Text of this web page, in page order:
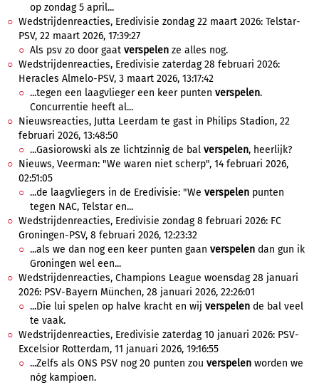
op zondag 5 april...
Wedstrijdenreacties, Eredivisie zondag 22 maart 2026: Telstar-
PSV, 22 maart 2026, 17:39:27
Als psv zo door gaat verspelen ze alles nog.
Wedstrijdenreacties, Eredivisie zaterdag 28 februari 2026:
Heracles Almelo-PSV, 3 maart 2026, 13:17:42
...tegen een laagvlieger een keer punten verspelen.
Concurrentie heeft al...
Nieuwsreacties, Jutta Leerdam te gast in Philips Stadion, 22
februari 2026, 13:48:50
...Gasiorowski als ze lichtzinnig de bal verspelen, heerlijk?
Nieuws, Veerman: "We waren niet scherp", 14 februari 2026,
02:51:05
...de laagvliegers in de Eredivisie: "We verspelen punten
tegen NAC, Telstar en...
Wedstrijdenreacties, Eredivisie zondag 8 februari 2026: FC
Groningen-PSV, 8 februari 2026, 12:23:32
...als we dan nog een keer punten gaan verspelen dan gun ik
Groningen wel een...
Wedstrijdenreacties, Champions League woensdag 28 januari
2026: PSV-Bayern München, 28 januari 2026, 22:26:01
...Die lui spelen op halve kracht en wij verspelen de bal veel
te vaak.
Wedstrijdenreacties, Eredivisie zaterdag 10 januari 2026: PSV-
Excelsior Rotterdam, 11 januari 2026, 19:16:55
...Zelfs als ONS PSV nog 20 punten zou verspelen worden we
nóg kampioen.